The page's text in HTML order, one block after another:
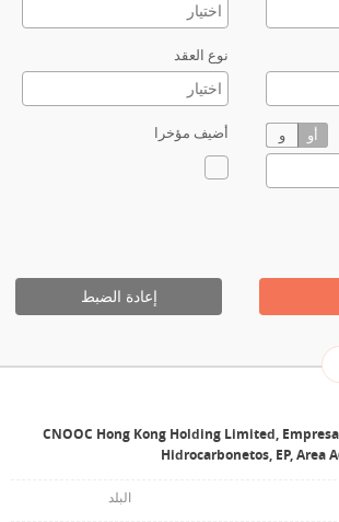
نوع العقد
أو و أضيف مؤخرا
إعادة الضبط
CNOOC Hong Kong Holding Limited,
Hidrocarbonetos, EP, Area